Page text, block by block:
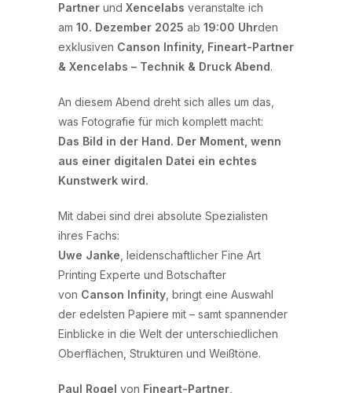
Partner und Xencelabs veranstalte ich
am 10. Dezember 2025 ab 19:00 Uhrden
exklusiven Canson Infinity, Fineart-Partner
& Xencelabs – Technik & Druck Abend.
An diesem Abend dreht sich alles um das,
was Fotografie für mich komplett macht:
Das Bild in der Hand. Der Moment, wenn
aus einer digitalen Datei ein echtes
Kunstwerk wird.
Mit dabei sind drei absolute Spezialisten
ihres Fachs:
Uwe Janke , leidenschaftlicher Fine Art
Printing Experte und Botschafter
von Canson Infinity , bringt eine Auswahl
der edelsten Papiere mit – samt spannender
Einblicke in die Welt der unterschiedlichen
Oberflächen, Strukturen und Weißtöne.
Paul Rogel von Fineart-Partner